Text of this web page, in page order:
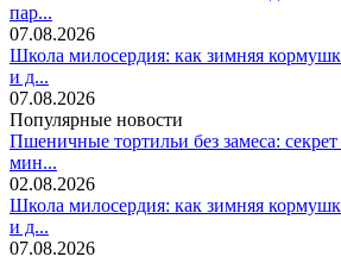
пар...
07.08.2026
Школа милосердия: как зимняя
и д...
07.08.2026
Популярные новости
Пшеничные тортильи без замеса: секрет
мин...
02.08.2026
Школа милосердия: как зимняя
и д...
07.08.2026